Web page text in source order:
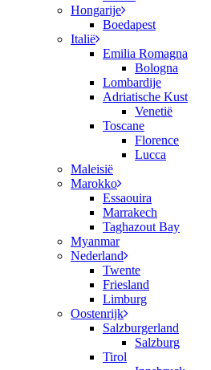
Hongarije
Boedapest
Italië
Emilia Romagna
Bologna
Lombardije
Adriatische Kust
Venetië
Toscane
Florence
Lucca
Maleisië
Marokko
Essaouira
Marrakech
Taghazout Bay
Myanmar
Nederland
Twente
Friesland
Limburg
Oostenrijk
Salzburgerland
Salzburg
Tirol